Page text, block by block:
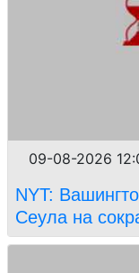
09-08-2026
NYT:
Сеула на